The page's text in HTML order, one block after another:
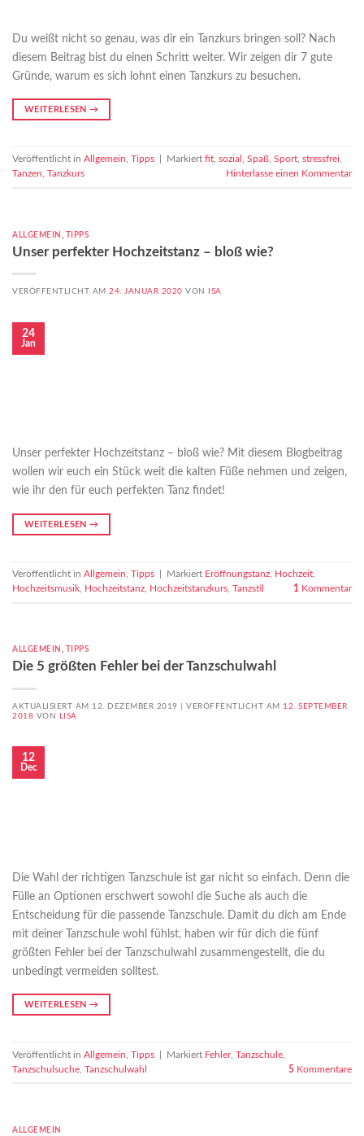
Du weißt nicht so genau, was dir ein Tanzkurs bringen soll? Nach
diesem Beitrag bist du einen Schritt weiter. Wir zeigen dir 7 gute
Gründe, warum es sich lohnt einen Tanzkurs zu besuchen.
WEITERLESEN →
Veröffentlicht in Allgemein Tipps Markiert fit sozial Spaß Sport stressfrei
Tanzen
Tanzkurs Hinterlasse einen Kommentar
ALLGEMEIN TIPPS
Unser perfekter Hochzeitstanz – bloß wie?
VERÖFFENTLICHT AM24. JANUAR 2020 VON ISA
24
Jan
Unser perfekter Hochzeitstanz – bloß wie? Mit diesem Blogbeitrag
wollen wir euch ein Stück weit die kalten Füße nehmen und zeigen,
wie ihr den für euch perfekten Tanz findet!
WEITERLESEN →
Veröffentlicht in Allgemein Tipps Markiert Eröffnungstanz Hochzeit
Hochzeitsmusik
Hochzeitstanz Hochzeitstanzkurs Tanzstil 1 Kommentar
ALLGEMEIN , TIPPS
Die 5 größten Fehler bei der Tanzschulwahl
AKTUALISIERT AM 12. DEZEMBER 2019 |VERÖFFENTLICHT AM 12. SEPTEMBER
2018 VON LISA
12
Dec
Die Wahl der richtigen Tanzschule ist gar nicht so einfach. Denn die
Fülle an Optionen erschwert sowohl die Suche als auch die
Entscheidung für die passende Tanzschule. Damit du dich am Ende
mit deiner Tanzschule wohl fühlst, haben wir für dich die fünf
größten Fehler bei der Tanzschulwahl zusammengestellt, die du
unbedingt vermeiden solltest.
WEITERLESEN →
Veröffentlicht in Allgemein Tipps Markiert Fehler, Tanzschule
Tanzschulsuche Tanzschulwahl 5 Kommentare
ALLGEMEIN